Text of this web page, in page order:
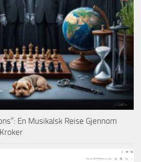
En Musikalsk Reise Gjennom